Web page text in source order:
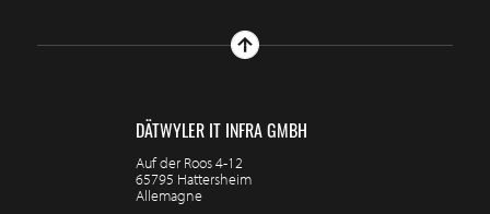
DÄTWYLER IT INFRA GMBH
Auf der Roos 4-12
65795 Hattersheim
Allemagne